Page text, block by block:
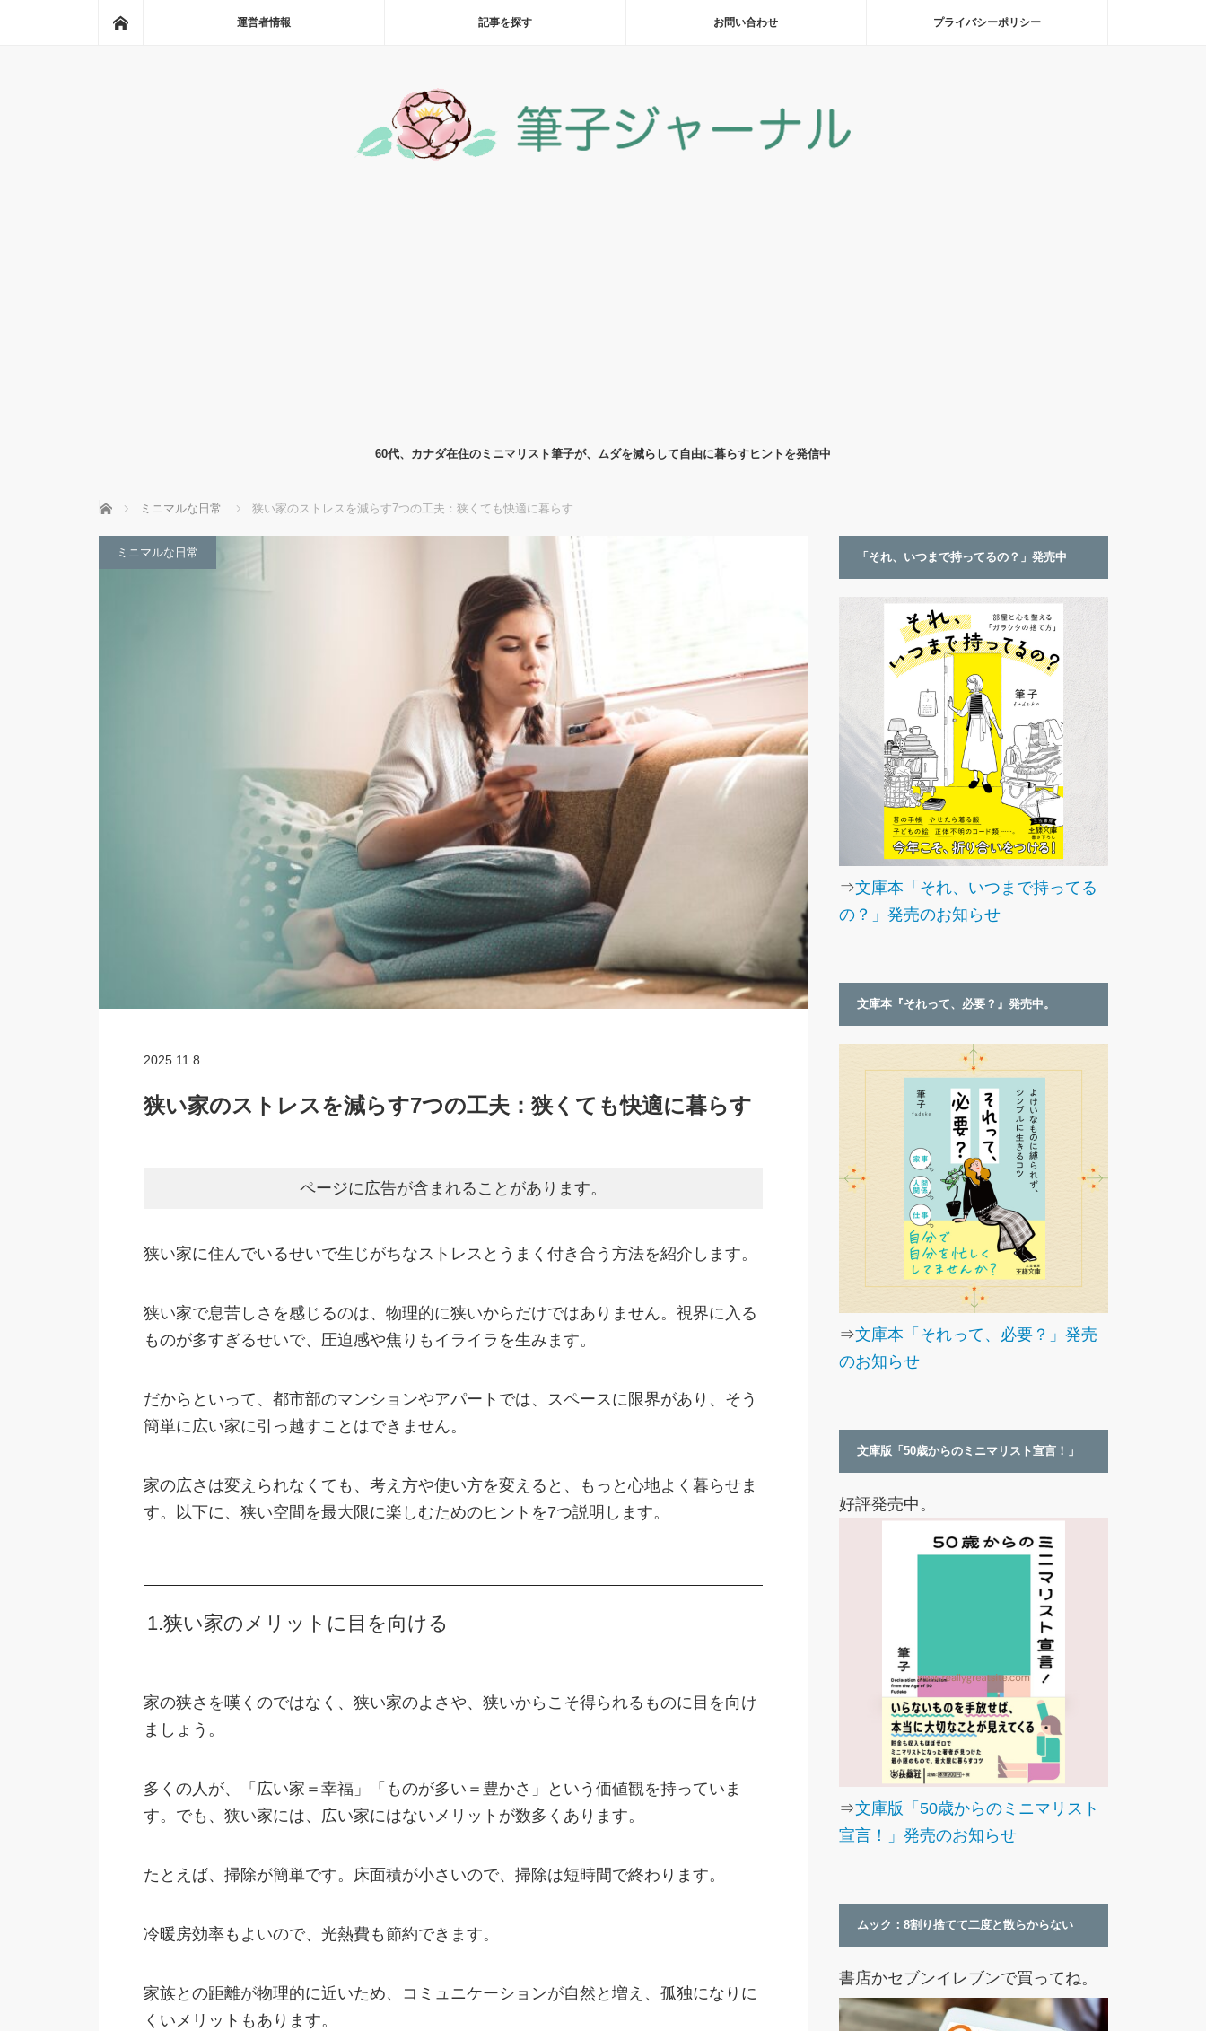
運営者情報 記事を探す お問い合わせ プライバシーポリシー
60代、カナダ在住のミニマリスト筆子が、ムダを減らして自由に暮らすヒントを発信中
ホーム ミニマルな日常 狭い家のストレスを減らす7つの工夫：狭くても快適に暮らす
ミニマルな日常
2025.11.8
狭い家のストレスを減らす7つの工夫：狭くても快適に暮らす
ページに広告が含まれることがあります。
狭い家に住んでいるせいで生じがちなストレスとうまく付き合う方法を紹介します。
狭い家で息苦しさを感じるのは、物理的に狭いからだけではありません。視界に入る
ものが多すぎるせいで、圧迫感や焦りもイライラを生みます。
だからといって、都市部のマンションやアパートでは、スペースに限界があり、そう
簡単に広い家に引っ越すことはできません。
家の広さは変えられなくても、考え方や使い方を変えると、もっと心地よく暮らせま
す。以下に、狭い空間を最大限に楽しむためのヒントを7つ説明します。
1.狭い家のメリットに目を向ける
家の狭さを嘆くのではなく、狭い家のよさや、狭いからこそ得られるものに目を向け
ましょう。
多くの人が、「広い家＝幸福」「ものが多い＝豊かさ」という価値観を持っていま
す。でも、狭い家には、広い家にはないメリットが数多くあります。
たとえば、掃除が簡単です。床面積が小さいので、掃除は短時間で終わります。
冷暖房効率もよいので、光熱費も節約できます。
家族との距離が物理的に近いため、コミュニケーションが自然と増え、孤独になりに
くいメリットもあります。
「それ、いつまで持ってるの？」発売中
⇒文庫本「それ、いつまで持ってる
の？」発売のお知らせ
文庫本『それって、必要？』発売中。
⇒文庫本「それって、必要？」発売
のお知らせ
文庫版「50歳からのミニマリスト宣言！」
好評発売中。
⇒文庫版「50歳からのミニマリスト
宣言！」発売のお知らせ
ムック：8割り捨てて二度と散らからない
書店かセブンイレブンで買ってね。